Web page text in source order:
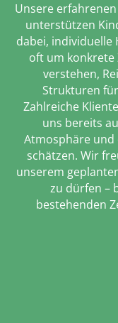
Unsere
unterstützen
dabei, individuelle
oft um konkrete
verstehen,
Strukturen
Zahlreiche
uns bereits
Atmosphäre und
schätzen. Wir
unserem
zu dürfen –
bestehenden